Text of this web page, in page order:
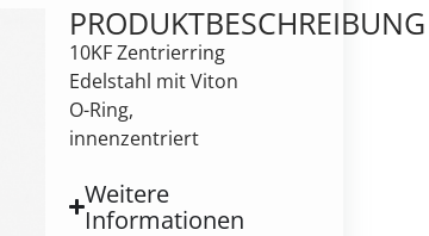
PRODUKTBESCHREIBUNG
10KF Zentrierring
Edelstahl mit Viton
O-Ring,
innenzentriert
Weitere
Informationen